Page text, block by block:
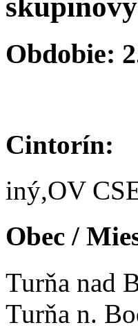
Obdobie:
Cintorín:
iný,OV
Obec /
Turňa nad
Turňa n.